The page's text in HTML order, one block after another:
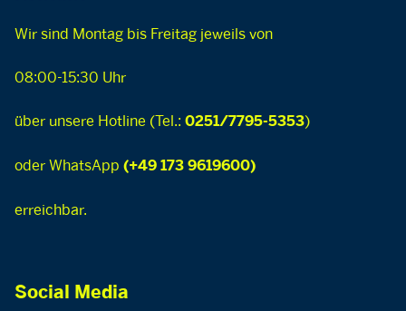
Wir sind Montag bis Freitag jeweils von
08:00-15:30 Uhr
über unsere Hotline (Tel.: 0251/7795-5353)
oder WhatsApp (+49 173 9619600)
erreichbar.
Social Media